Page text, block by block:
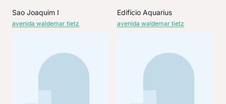
Sao Joaquim I
avenida waldemar tietz
Edifício Aquarius
avenida waldemar tietz